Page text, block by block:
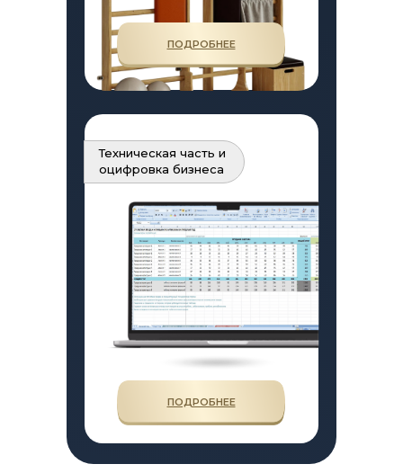
Техническая часть и
оцифровка бизнеса
ПОДРОБНЕЕ
ПОДРОБНЕЕ